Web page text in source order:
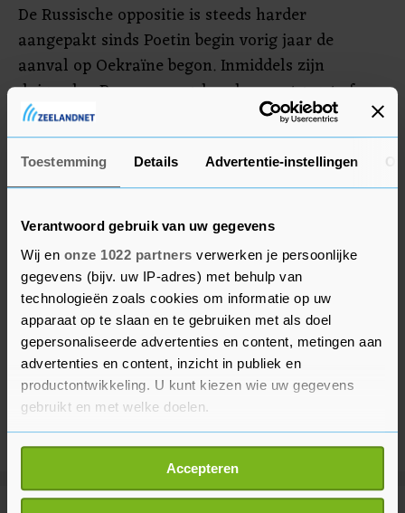
Toestemming Details Advertentie-instellingen
Verantwoord gebruik van uw gegevens
Wij en onze 1022 partners verwerken je persoonlijke
gegevens (bijv. uw IP-adres) met behulp van
technologieën zoals cookies om informatie op uw
apparaat op te slaan en te gebruiken met als doel
gepersonaliseerde advertenties en content, metingen aan
advertenties en content, inzicht in publiek en
productontwikkeling. U kunt kiezen wie uw gegevens
gebruikt en met welke doelen.
Als u het toestaat, willen we ook graag:
Informatie verzamelen over uw geografische
locatie, die tot een paar meter nauwkeurig kan zijn
Accepteren
De Russische oppositie is steeds harder
aangepakt sinds Poetin begin vorig jaar de
aanval op Oekraïne begon. Inmiddels zijn
duizenden Russen aangehouden, vastgezet of
beboet omdat ze zich verzetten tegen de oorlog.